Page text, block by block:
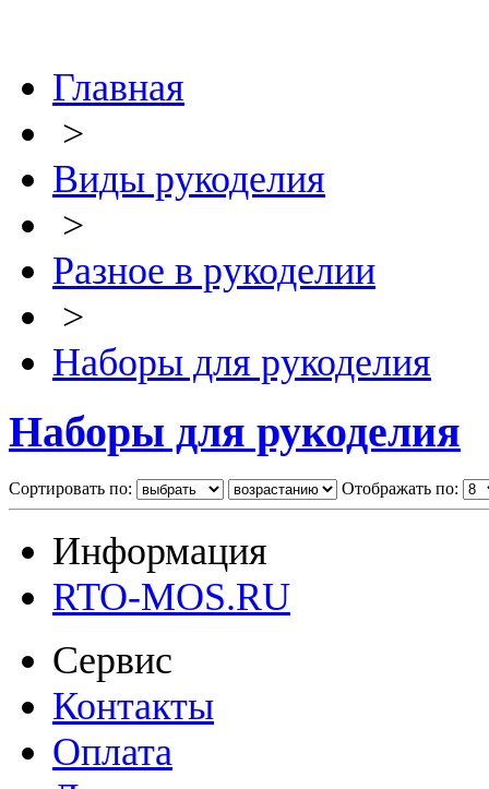
Главная
>
Виды рукоделия
>
Разное в рукоделии
>
Наборы для рукоделия
Наборы для рукоделия
Сортировать по: Отображать по:
Информация
RTO-MOS.RU
Сервис
Контакты
Оплата